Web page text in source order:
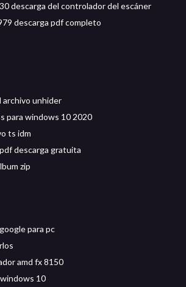
descarga del controlador del escáner
descarga pdf completo
archivo unhider
para windows 10 2020
ts idm
descarga gratuita
zip
para pc
amd fx 8150
10